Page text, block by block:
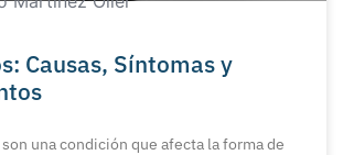
Causas, Síntomas y
una condición que afecta la forma de